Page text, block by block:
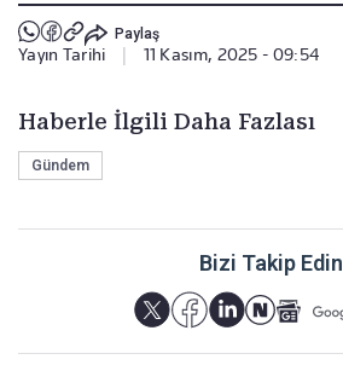
Paylaş
Yayın Tarihi 11 Kasım, 2025 - 09:54
Haberle İlgili Daha Fazlası
Gündem
Bizi Takip Edin